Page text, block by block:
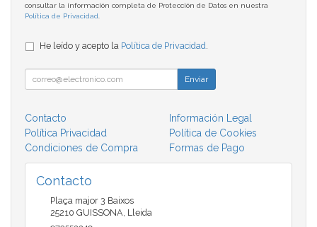
consultar la información completa de Protección de Datos en nuestra
Política de Privacidad
He leído y acepto la Política de Privacidad.
Enviar
Contacto
Información Legal
Política Privacidad
Política de Cookies
Condiciones de Compra
Formas de Pago
Contacto
Plaça major 3 Baixos
25210 GUISSONA, Lleida